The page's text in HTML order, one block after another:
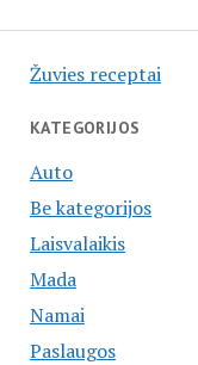
Žuvies receptai
KATEGORIJOS
Auto
Be kategorijos
Laisvalaikis
Mada
Namai
Paslaugos